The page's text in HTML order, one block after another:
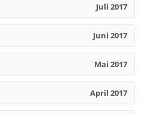
Juli 2017
Juni 2017
Mai 2017
April 2017